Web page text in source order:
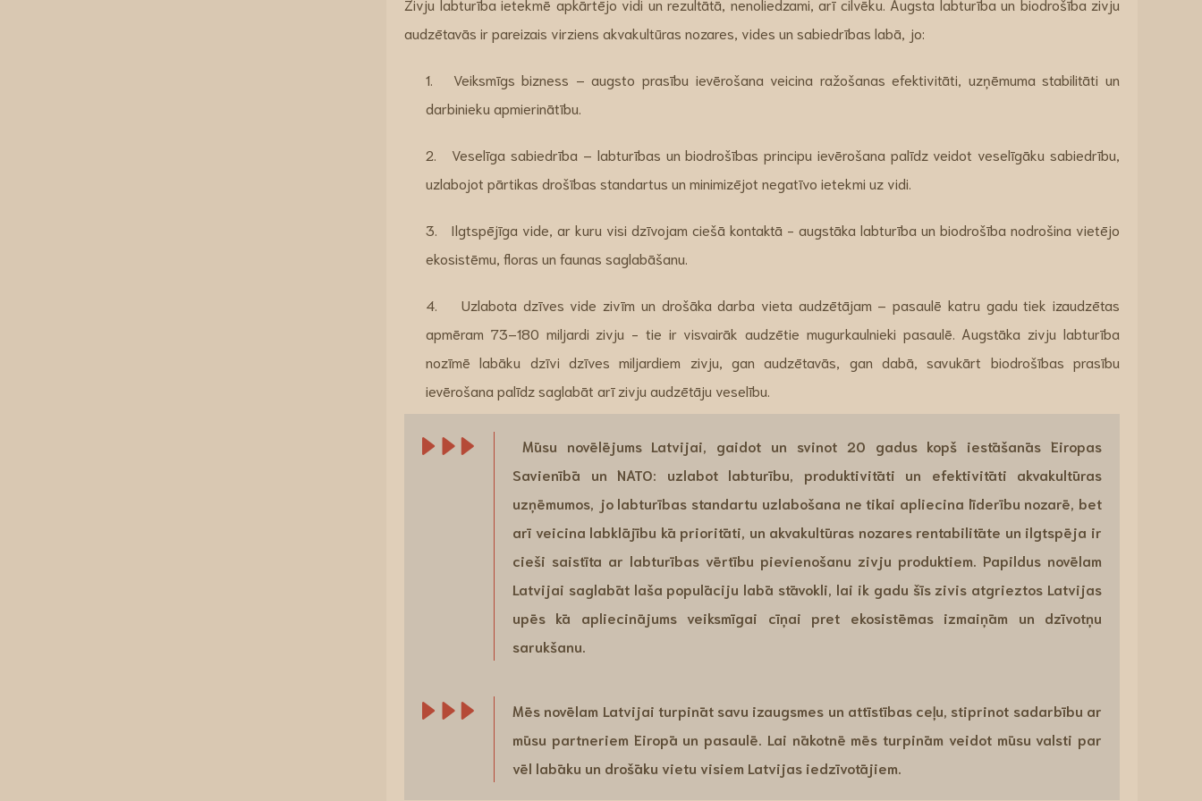
Zivju labturība ietekmē apkārtējo vidi un rezultātā, nenoliedzami, arī cilvēku. Augsta labturība un biodrošība zivju
audzētavās ir pareizais virziens akvakultūras nozares, vides un sabiedrības labā, jo:
1. Veiksmīgs bizness – augsto prasību ievērošana veicina ražošanas efektivitāti, uzņēmuma stabilitāti un
darbinieku apmierinātību.
2. Veselīga sabiedrība – labturības un biodrošības principu ievērošana palīdz veidot veselīgāku sabiedrību,
uzlabojot pārtikas drošības standartus un minimizējot negatīvo ietekmi uz vidi.
3. Ilgtspējīga vide, ar kuru visi dzīvojam ciešā kontaktā - augstāka labturība un biodrošība nodrošina vietējo
ekosistēmu, floras un faunas saglabāšanu.
4. Uzlabota dzīves vide zivīm un drošāka darba vieta audzētājam – pasaulē katru gadu tiek izaudzētas
apmēram 73–180 miljardi zivju - tie ir visvairāk audzētie mugurkaulnieki pasaulē. Augstāka zivju labturība
nozīmē labāku dzīvi dzīves miljardiem zivju, gan audzētavās, gan dabā, savukārt biodrošības prasību
ievērošana palīdz saglabāt arī zivju audzētāju veselību.
Mūsu novēlējums Latvijai, gaidot un svinot 20 gadus kopš iestāšanās Eiropas
Savienībā un NATO: uzlabot labturību, produktivitāti un efektivitāti akvakultūras
uzņēmumos, jo labturības standartu uzlabošana ne tikai apliecina līderību nozarē, bet
arī veicina labklājību kā prioritāti, un akvakultūras nozares rentabilitāte un ilgtspēja ir
cieši saistīta ar labturības vērtību pievienošanu zivju produktiem. Papildus novēlam
Latvijai saglabāt laša populāciju labā stāvokli, lai ik gadu šīs zivis atgrieztos Latvijas
upēs kā apliecinājums veiksmīgai cīņai pret ekosistēmas izmaiņām un dzīvotņu
sarukšanu.
Mēs novēlam Latvijai turpināt savu izaugsmes un attīstības ceļu, stiprinot sadarbību ar
mūsu partneriem Eiropā un pasaulē. Lai nākotnē mēs turpinām veidot mūsu valsti par
vēl labāku un drošāku vietu visiem Latvijas iedzīvotājiem.